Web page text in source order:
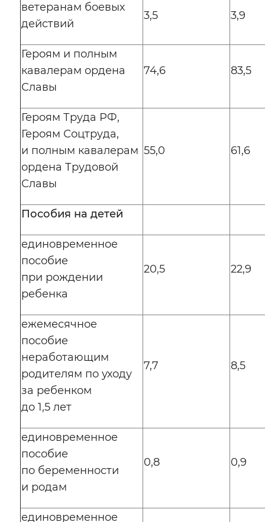
ветеранам боевых
действий
3,5 3,9
Героям и полным
кавалерам ордена
Славы
74,6 83,5
Героям Труда РФ,
Героям Соцтруда,
и полным кавалерам
ордена Трудовой
Славы
55,0 61,6
Пособия на детей
единовременное
пособие
при рождении
ребенка
20,5 22,9
ежемесячное
пособие
неработающим
родителям по уходу
за ребенком
до 1,5 лет
7,7 8,5
единовременное
пособие
по беременности
и родам
0,8 0,9
единовременное